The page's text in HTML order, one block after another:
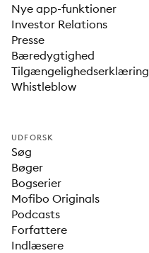
Nye app-funktioner
Investor Relations
Presse
Bæredygtighed
Tilgængelighedserklæring
Whistleblow
UDFORSK
Søg
Bøger
Bogserier
Mofibo Originals
Podcasts
Forfattere
Indlæsere